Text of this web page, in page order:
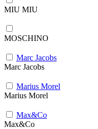
MIU MIU
MOSCHINO
Marc Jacobs
Marc Jacobs
Marius Morel
Marius Morel
Max&Co
Max&Co